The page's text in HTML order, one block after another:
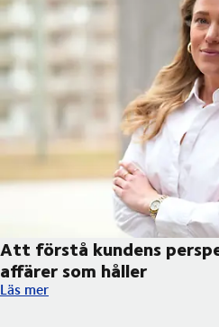
Att förstå kundens
affärer som håller
Att förstå kundens perspektiv och
Läs mer